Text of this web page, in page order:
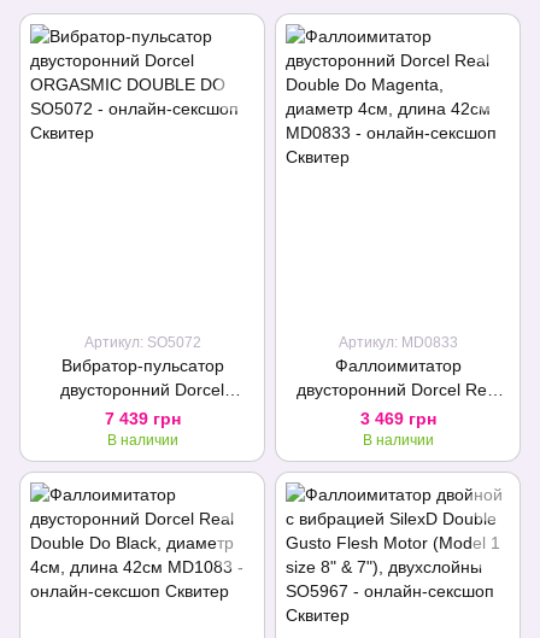
Артикул: SO5072
Вибратор-пульсатор
двусторонний Dorcel
ORGASMIC DOUBLE DO
7 439 грн
В наличии
Артикул: MD0833
Фаллоимитатор
двусторонний Dorcel Real
Double Do Magenta,
диаметр 4см, длина 42см
3 469 грн
В наличии